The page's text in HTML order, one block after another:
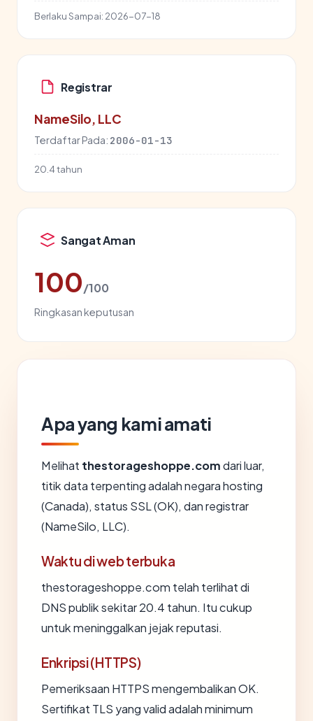
Berlaku Sampai: 2026-07-18
Registrar
NameSilo, LLC
Terdaftar Pada: 2006-01-13
20.4 tahun
Sangat Aman
100/100
Ringkasan keputusan
Apa yang kami amati
Melihat thestorageshoppe.comdari luar,
titik data terpenting adalah negara hosting
(Canada), status SSL (OK), dan registrar
(NameSilo, LLC).
Waktu di web terbuka
thestorageshoppe.com telah terlihat di
DNS publik sekitar 20.4 tahun. Itu cukup
untuk meninggalkan jejak reputasi.
Enkripsi (HTTPS)
Pemeriksaan HTTPS mengembalikan OK.
Sertifikat TLS yang valid adalah minimum